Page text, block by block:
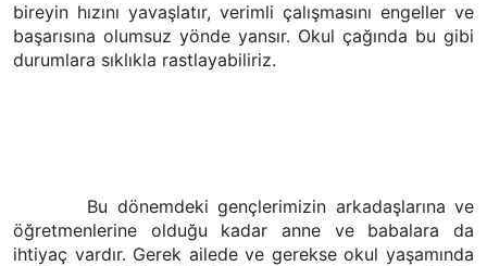
bireyin hızını yavaşlatır, verimli çalışmasını engeller ve
başarısına olumsuz yönde yansır. Okul çağında bu gibi
durumlara sıklıkla rastlayabiliriz.
Bu dönemdeki gençlerimizin arkadaşlarına ve
öğretmenlerine olduğu kadar anne ve babalara da
ihtiyaç vardır. Gerek ailede ve gerekse okul yaşamında